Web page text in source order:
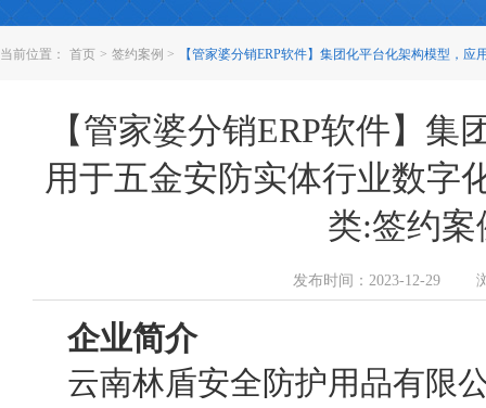
当前位置： 首页 > 签约案例 > 【管家婆分销ERP软件】集团化平台化架构模型，
【管家婆分销ERP软件】
用于五金安防实体行业数字
类:签约案
发布时间：2023-12-29
企业简介
云南林盾安全防护用品有限